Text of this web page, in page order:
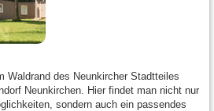
Waldrand des Neunkircher Stadtteiles
Neunkirchen. Hier findet man nicht nur
sondern auch ein passendes